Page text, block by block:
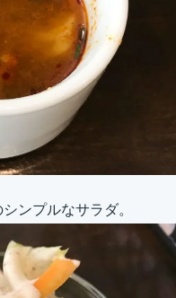
ンプルなサラダ。